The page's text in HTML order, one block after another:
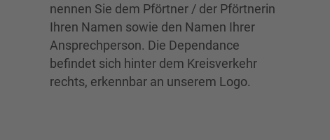
nennen Sie dem Pförtner / der Pförtnerin
Ihren Namen sowie den Namen Ihrer
Ansprechperson. Die Dependance
befindet sich hinter dem Kreisverkehr
rechts, erkennbar an unserem Logo.